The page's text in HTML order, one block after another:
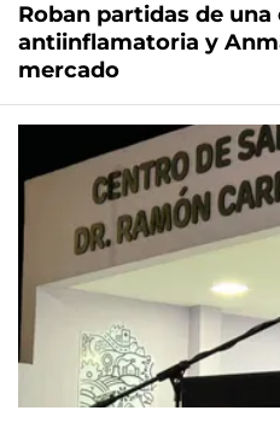
Roban partidas de
antiinflamatoria y
mercado